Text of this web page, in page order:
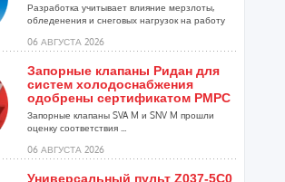
Разработка учитывает влияние мерзлоты,
обледенения и снеговых нагрузок на работу
06 АВГУСТА 2026
Запорные клапаны Ридан для
систем холодоснабжения
одобрены сертификатом РМРС
Запорные клапаны SVA M и SNV M прошли
оценку соответствия ...
06 АВГУСТА 2026
Универсальный пульт Z037-5C0